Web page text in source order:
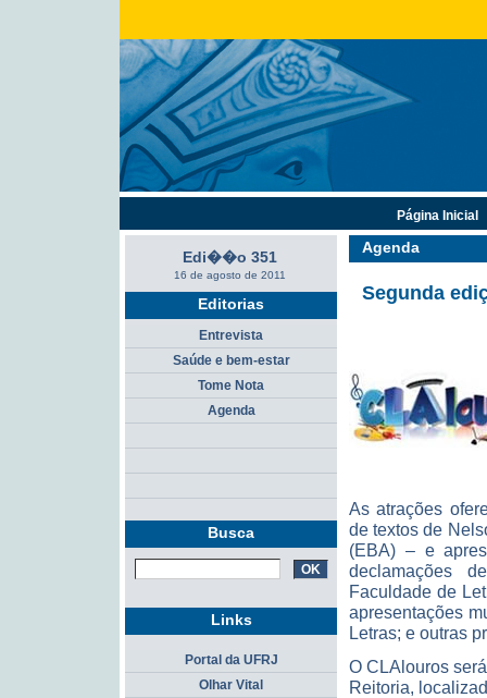
Agenda
Segunda
As atrações
de textos de
(EBA) – e
declamações
Faculdade de
apresentações
Letras; e outras
O CLAlouros
Reitoria,
Edi��o 351
16 de agosto de 2011
Editorias
Entrevista
Saúde e bem-estar
Tome Nota
Agenda
Busca
Página Inicial
Links
Portal da UFRJ
Olhar Vital